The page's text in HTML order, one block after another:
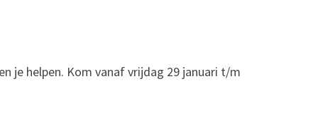
je helpen. Kom vanaf vrijdag 29 januari t/m